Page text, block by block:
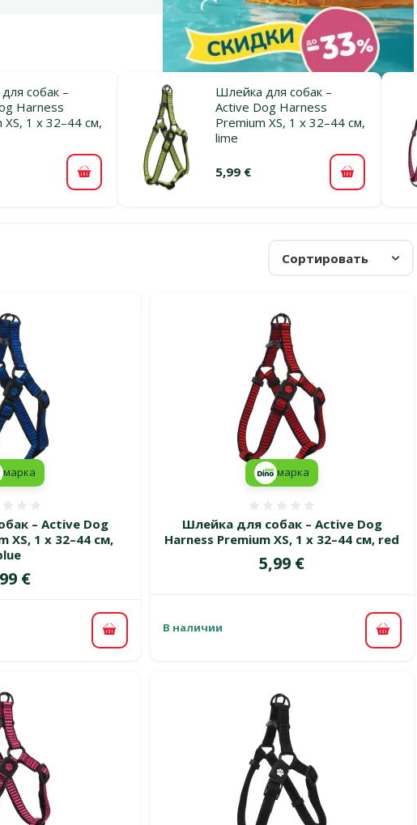
собак –
Harness
XS, 1 x 32–44 см,
В корзину
Шлейка для собак –
Active Dog Harness
Premium XS, 1 x 32–44 см,
lime
5,99 € В корзину
Сортировать
– Active Dog
XS, 1 x 32–44 см,
€
марка
В корзину
Шлейка для собак – Active Dog
Harness Premium XS, 1 x 32–44 см, red
Цена
5,99 €
марка
В наличии
В